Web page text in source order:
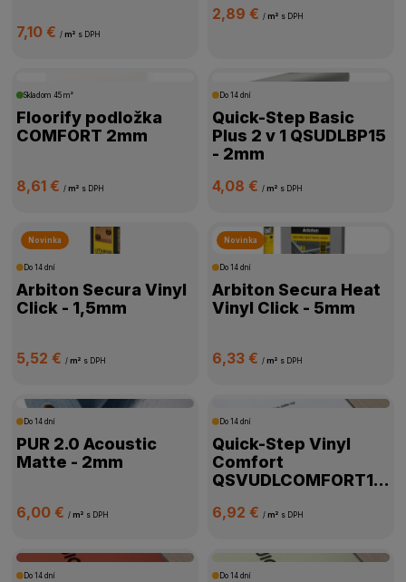
7,10 €/ m² s DPH
2,89 € / m² s DPH
Skladom45 m²
Floorify podložka
COMFORT 2mm
8,61 €/ m² s DPH
Do 14 dní
Quick-Step Basic
Plus 2 v 1 QSUDLBP15
- 2mm
4,08 € / m² s DPH
Novinka
Do 14 dní
Arbiton Secura Vinyl
Click - 1,5mm
5,52 €/ m² s DPH
Novinka
Do 14 dní
Arbiton Secura Heat
Vinyl Click - 5mm
6,33 € / m² s DPH
Do 14 dní
PUR 2.0 Acoustic
Matte - 2mm
6,00 €/ m² s DPH
Do 14 dní
Quick-Step Vinyl
Comfort
QSVUDLCOMFORT15
6,92 € / m² s DPH
Do 14 dní Do 14 dní